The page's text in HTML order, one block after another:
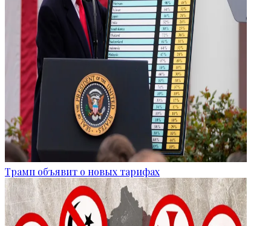
Трамп объявит о новых тарифах